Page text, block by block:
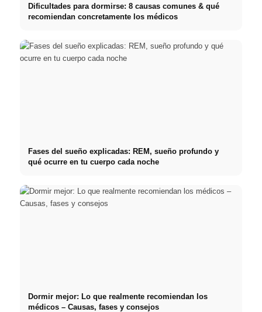
Dificultades para dormirse: 8 causas comunes & qué
recomiendan concretamente los médicos
Fases del sueño explicadas: REM, sueño profundo y
qué ocurre en tu cuerpo cada noche
Dormir mejor: Lo que realmente recomiendan los
médicos – Causas, fases y consejos